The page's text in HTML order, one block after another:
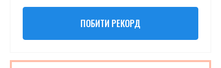
ПОБИТИ РЕКОРД